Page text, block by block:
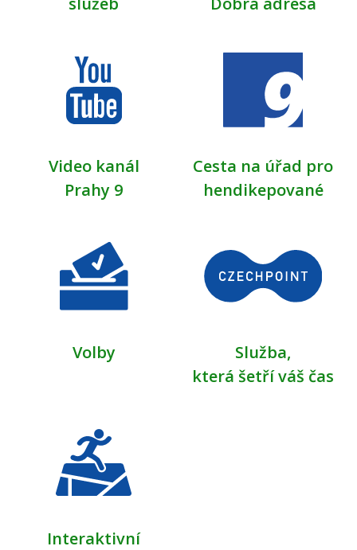
Video kanál
Prahy 9
Cesta na úřad pro
hendikepované
Volby
Služba,
která šetří váš čas
Interaktivní